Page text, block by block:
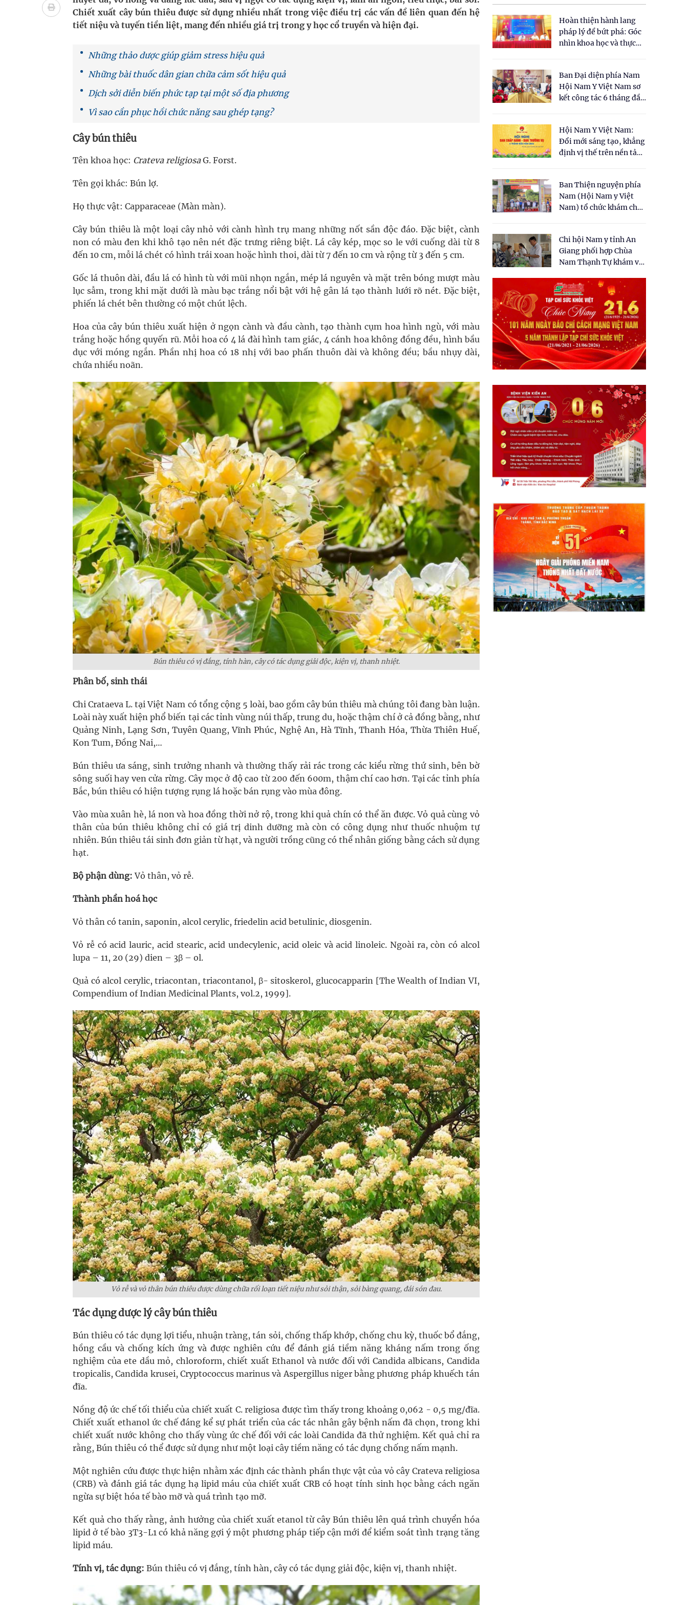
bảo vệ sức khỏe Nhân dân
Không chỉ cắt tóc, Đông Tây Barbershop dành nguồn lực cho môi trường và cộng đồng
Bệnh viện không được thu thêm tiền của người bệnh bảo hiểm y tế nếu không đăng ký khám theo yêu
Ung thư thận: Nguy hiểm vì tiến triển quá âm thầm
Vương Thành Công: Khi việc học bắt đầu từ trải nghiệm thực tế
Chấn chỉnh hoạt động kinh doanh dược liệu
Chiết xuất cây bún thiêu được sử dụng nhiều nhất trong việc điều trị các vấn đề liên quan đến hệ
tiết niệu và tuyến tiền liệt, mang đến nhiều giá trị trong y học cổ truyền và hiện đại.
Những thảo dược giúp giảm stress hiệu quả
Những bài thuốc dân gian chữa cảm sốt hiệu quả
Dịch sởi diễn biến phức tạp tại một số địa phương
Vì sao cần phục hồi chức năng sau ghép tạng?
Cây bún thiêu
Tên khoa học: Crateva religiosaG. Forst.
Tên gọi khác: Bún lợ.
Họ thực vật: Capparaceae (Màn màn).
Cây bún thiêu là một loại cây nhỏ với cành hình trụ mang những nốt sần độc đáo. Đặc biệt, cành
non có màu đen khi khô tạo nên nét đặc trưng riêng biệt. Lá cây kép, mọc so le với cuống dài từ 8
đến 10 cm, mỗi lá chét có hình trái xoan hoặc hình thoi, dài từ 7 đến 10 cm và rộng từ 3 đến 5 cm.
Gốc lá thuôn dài, đầu lá có hình tù với mũi nhọn ngắn, mép lá nguyên và mặt trên bóng mượt màu
lục sẫm, trong khi mặt dưới là màu bạc trắng nổi bật với hệ gân lá tạo thành lưới rõ nét. Đặc biệt,
phiến lá chét bên thường có một chút lệch.
Hoa của cây bún thiêu xuất hiện ở ngọn cành và đầu cành, tạo thành cụm hoa hình ngù, với màu
trắng hoặc hồng quyến rũ. Mỗi hoa có 4 lá đài hình tam giác, 4 cánh hoa không đồng đều, hình bầu
dục với móng ngắn. Phần nhị hoa có 18 nhị với bao phấn thuôn dài và không đều; bầu nhụy dài,
chứa nhiều noãn.
Bún thiêu có vị đắng, tính hàn, cây có tác dụng giải độc, kiện vị, thanh nhiệt.
Phân bố, sinh thái
Chi Crataeva L. tại Việt Nam có tổng cộng 5 loài, bao gồm cây bún thiêu mà chúng tôi đang bàn luận.
Loài này xuất hiện phổ biến tại các tỉnh vùng núi thấp, trung du, hoặc thậm chí ở cả đồng bằng, như
Quảng Ninh, Lạng Sơn, Tuyên Quang, Vĩnh Phúc, Nghệ An, Hà Tĩnh, Thanh Hóa, Thừa Thiên Huế,
Kon Tum, Đồng Nai,…
Bún thiêu ưa sáng, sinh trưởng nhanh và thường thấy rải rác trong các kiểu rừng thứ sinh, bên bờ
sông suối hay ven cửa rừng. Cây mọc ở độ cao từ 200 đến 600m, thậm chí cao hơn. Tại các tỉnh phía
Bắc, bún thiêu có hiện tượng rụng lá hoặc bán rụng vào mùa đông.
Vào mùa xuân hè, lá non và hoa đồng thời nở rộ, trong khi quả chín có thể ăn được. Vỏ quả cùng vỏ
thân của bún thiêu không chỉ có giá trị dinh dưỡng mà còn có công dụng như thuốc nhuộm tự
nhiên. Bún thiêu tái sinh đơn giản từ hạt, và người trồng cũng có thể nhân giống bằng cách sử dụng
hạt.
Bộ phận dùng: Vỏ thân, vỏ rễ.
Thành phần hoá học
Vỏ thân có tanin, saponin, alcol cerylic, friedelin acid betulinic, diosgenin.
Vỏ rễ có acid lauric, acid stearic, acid undecylenic, acid oleic và acid linoleic. Ngoài ra, còn có alcol
lupa – 11, 20 (29) dien – 3β – ol.
Quả có alcol cerylic, triacontan, triacontanol, β- sitoskerol, glucocapparin [The Wealth of Indian VI,
Compendium of Indian Medicinal Plants, vol.2, 1999].
Vỏ rễ và vỏ thân bún thiêu được dùng chữa rối loạn tiết niệu như sỏi thận, sỏi bàng quang, đái són đau.
Tác dụng dược lý cây bún thiêu
Bún thiêu có tác dụng lợi tiểu, nhuận tràng, tán sỏi, chống thấp khớp, chống chu kỳ, thuốc bổ đắng,
hồng cầu và chống kích ứng và được nghiên cứu để đánh giá tiềm năng kháng nấm trong ống
nghiệm của ete dầu mỏ, chloroform, chiết xuất Ethanol và nước đối với Candida albicans, Candida
tropicalis, Candida krusei, Cryptococcus marinus và Aspergillus niger bằng phương pháp khuếch tán
đĩa.
Nồng độ ức chế tối thiểu của chiết xuất C. religiosa được tìm thấy trong khoảng 0,062 - 0,5 mg/đĩa.
Chiết xuất ethanol ức chế đáng kể sự phát triển của các tác nhân gây bệnh nấm đã chọn, trong khi
chiết xuất nước không cho thấy vùng ức chế đối với các loài Candida đã thử nghiệm. Kết quả chỉ ra
rằng, Bún thiêu có thể được sử dụng như một loại cây tiềm năng có tác dụng chống nấm mạnh.
Một nghiên cứu được thực hiện nhằm xác định các thành phần thực vật của vỏ cây Crateva religiosa
(CRB) và đánh giá tác dụng hạ lipid máu của chiết xuất CRB có hoạt tính sinh học bằng cách ngăn
ngừa sự biệt hóa tế bào mỡ và quá trình tạo mỡ.
Kết quả cho thấy rằng, ảnh hưởng của chiết xuất etanol từ cây Bún thiêu lên quá trình chuyển hóa
lipid ở tế bào 3T3-L1 có khả năng gợi ý một phương pháp tiếp cận mới để kiểm soát tình trạng tăng
lipid máu.
Tính vị, tác dụng: Bún thiêu có vị đắng, tính hàn, cây có tác dụng giải độc, kiện vị, thanh nhiệt.
Hoàn thiện hành lang
pháp lý để bứt phá: Góc
nhìn khoa học và thực
cho Luật Y dược cổ
truyền Việt Nam"
Ban Đại diện phía Nam
Hội Nam Y Việt Nam sơ
kết công tác 6 tháng đầu
Hội Nam Y Việt Nam:
Đổi mới sáng tạo, khẳng
định vị thế trên nền tảng
Ban Thiện nguyện phía
Nam (Hội Nam y Việt
Nam) tổ chức khám chữa
dân tại xã Tân Tập
Chi hội Nam y tỉnh An
Giang phối hợp Chùa
Nam Thạnh Tự khám và
nhân dân